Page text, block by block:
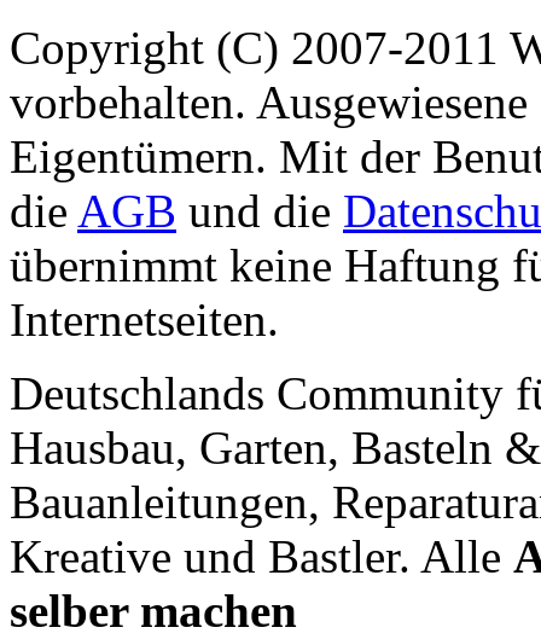
Copyright (C) 2007-2011
vorbehalten.
Eigentümern. Mit der
die AGB und die
übernimmt keine Haftung
Internetseiten.
Deutschlands Community
Hausbau, Garten, Basteln
Bauanleitungen,
Kreative und Bastler. Alle
selber machen